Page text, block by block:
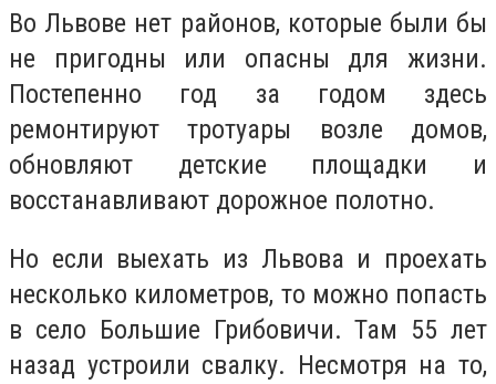
Во Львове нет районов, которые были бы
не пригодны или опасны для жизни.
Постепенно год за годом здесь
ремонтируют тротуары возле домов,
обновляют детские площадки и
восстанавливают дорожное полотно.
Но если выехать из Львова и проехать
несколько километров, то можно попасть
в село Большие Грибовичи. Там 55 лет
назад устроили свалку. Несмотря на то,